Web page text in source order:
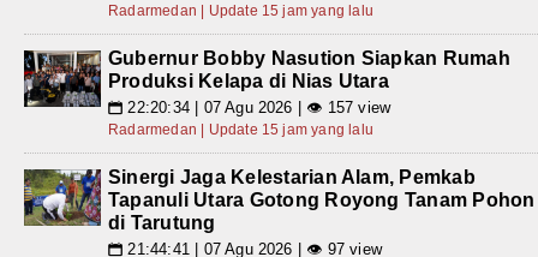
Radarmedan | Update 15 jam yang lalu
Gubernur Bobby Nasution Siapkan Rumah
Produksi Kelapa di Nias Utara
📅 22:20:34 | 07 Agu 2026 | 👁 157 view
Radarmedan | Update 15 jam yang lalu
Sinergi Jaga Kelestarian Alam, Pemkab
Tapanuli Utara Gotong Royong Tanam Pohon
di Tarutung
📅 21:44:41 | 07 Agu 2026 | 👁 97 view